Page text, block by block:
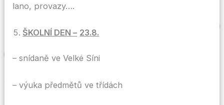
lano, provazy….
ŠKOLNÍ DEN – 23.8.
– snídaně ve Velké Síni
– výuka předmětů ve třídách